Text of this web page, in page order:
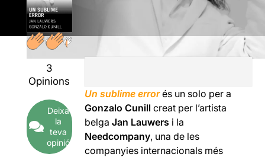
3
Opinions
Deixa
la
teva
opinió
Un sublime error és un solo per a
Gonzalo Cunill creat per l’artista
belgaJan Lauwers i la
Needcompany, una de les
companyies internacionals més